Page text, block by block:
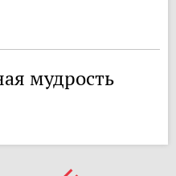
мудрость